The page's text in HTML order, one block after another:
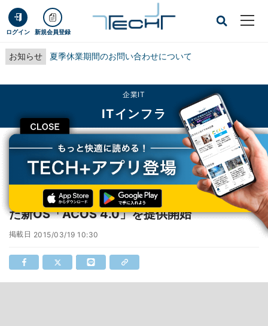
ログイン 新規会員登録
お知らせ 夏季休業期間のお問い合わせについて
CLOSE
企業IT
ITインフラ
TECH+ 企業IT
ITインフラ
A10、「A10 Harmony」を含む新機能を備えた新OS「ACOS 4.0」を提供開始
A10、「A10 Harmony」を含む新機能を備え
た新OS「ACOS 4.0」を提供開始
掲載日 2015/03/19 10:30